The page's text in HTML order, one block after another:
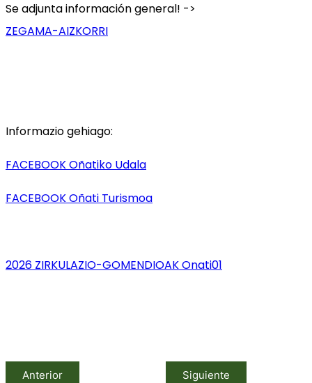
Se adjunta información general! ->
ZEGAMA-AIZKORRI
Informazio gehiago:
FACEBOOK Oñatiko Udala
FACEBOOK Oñati Turismoa
2026 ZIRKULAZIO-GOMENDIOAK Onati01
Anterior Siguiente